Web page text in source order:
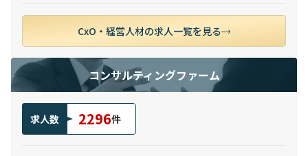
CxO・経営人材の求人一覧を見る
コンサルティングファーム
求人数 2296件